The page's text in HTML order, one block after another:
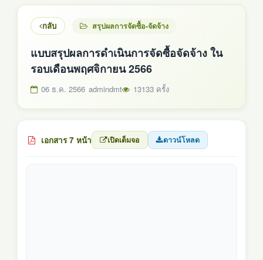
กลับ สรุปผลการจัดซื้อ-จัดจ้าง
แบบสรุปผลการดำเนินการจัดซื้อจัดจ้าง ใน
รอบเดือนพฤศจิกายน 2566
06 ธ.ค. 2566 admindmt 13133 ครั้ง
เอกสาร 7 หน้า เปิดเต็มจอ ดาวน์โหลด